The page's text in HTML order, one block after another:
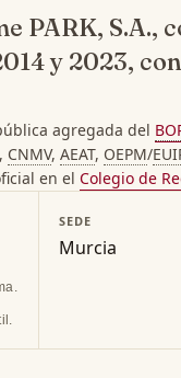
PARK, S.A.,
y 2023, con
agregada del
, CNMV, AEAT, OEPM/
en el Colegio de
SEDE
Murcia